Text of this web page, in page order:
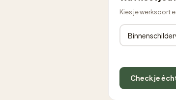
Kies je werksoort
Check je